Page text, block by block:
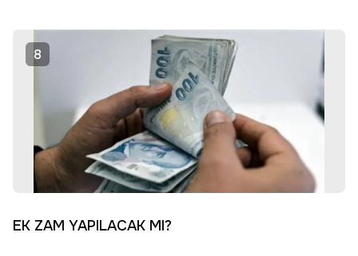
8
EK ZAM YAPILACAK MI?